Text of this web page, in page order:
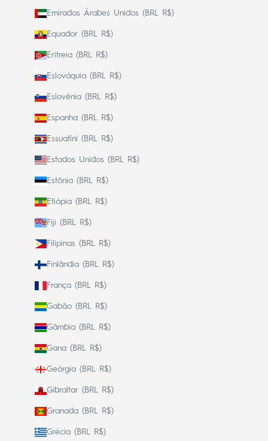
Emirados Árabes Unidos (BRL R$)
Equador (BRL R$)
Eritreia (BRL R$)
Eslováquia (BRL R$)
Eslovênia (BRL R$)
Espanha (BRL R$)
Essuatíni (BRL R$)
Estados Unidos (BRL R$)
Estônia (BRL R$)
Etiópia (BRL R$)
Fiji (BRL R$)
Filipinas (BRL R$)
Finlândia (BRL R$)
França (BRL R$)
Gabão (BRL R$)
Gâmbia (BRL R$)
Gana (BRL R$)
Geórgia (BRL R$)
Gibraltar (BRL R$)
Granada (BRL R$)
Grécia (BRL R$)